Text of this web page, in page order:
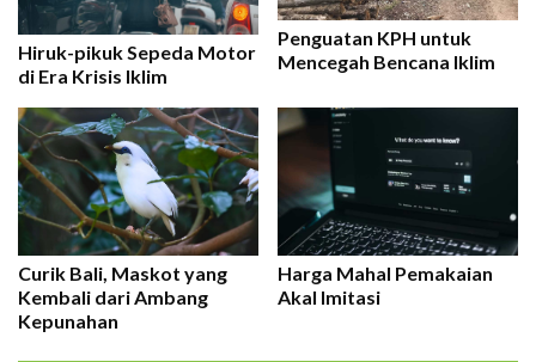
Hiruk-pikuk Sepeda Motor
di Era Krisis Iklim
Penguatan KPH untuk
Mencegah Bencana Iklim
Curik Bali, Maskot yang
Kembali dari Ambang
Kepunahan
Harga Mahal Pemakaian
Akal Imitasi